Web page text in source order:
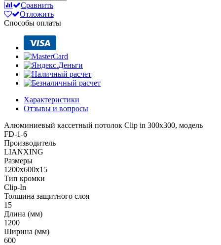
Сравнить
Отложить
Способы оплаты
Характеристики
Отзывы и вопросы
Алюминиевый кассетный потолок Clip in 300х300, модель
FD-1-6
Производитель
LIANXING
Размеры
1200x600x15
Тип кромки
Clip-In
Толщина защитного слоя
15
Длина (мм)
1200
Ширина (мм)
600